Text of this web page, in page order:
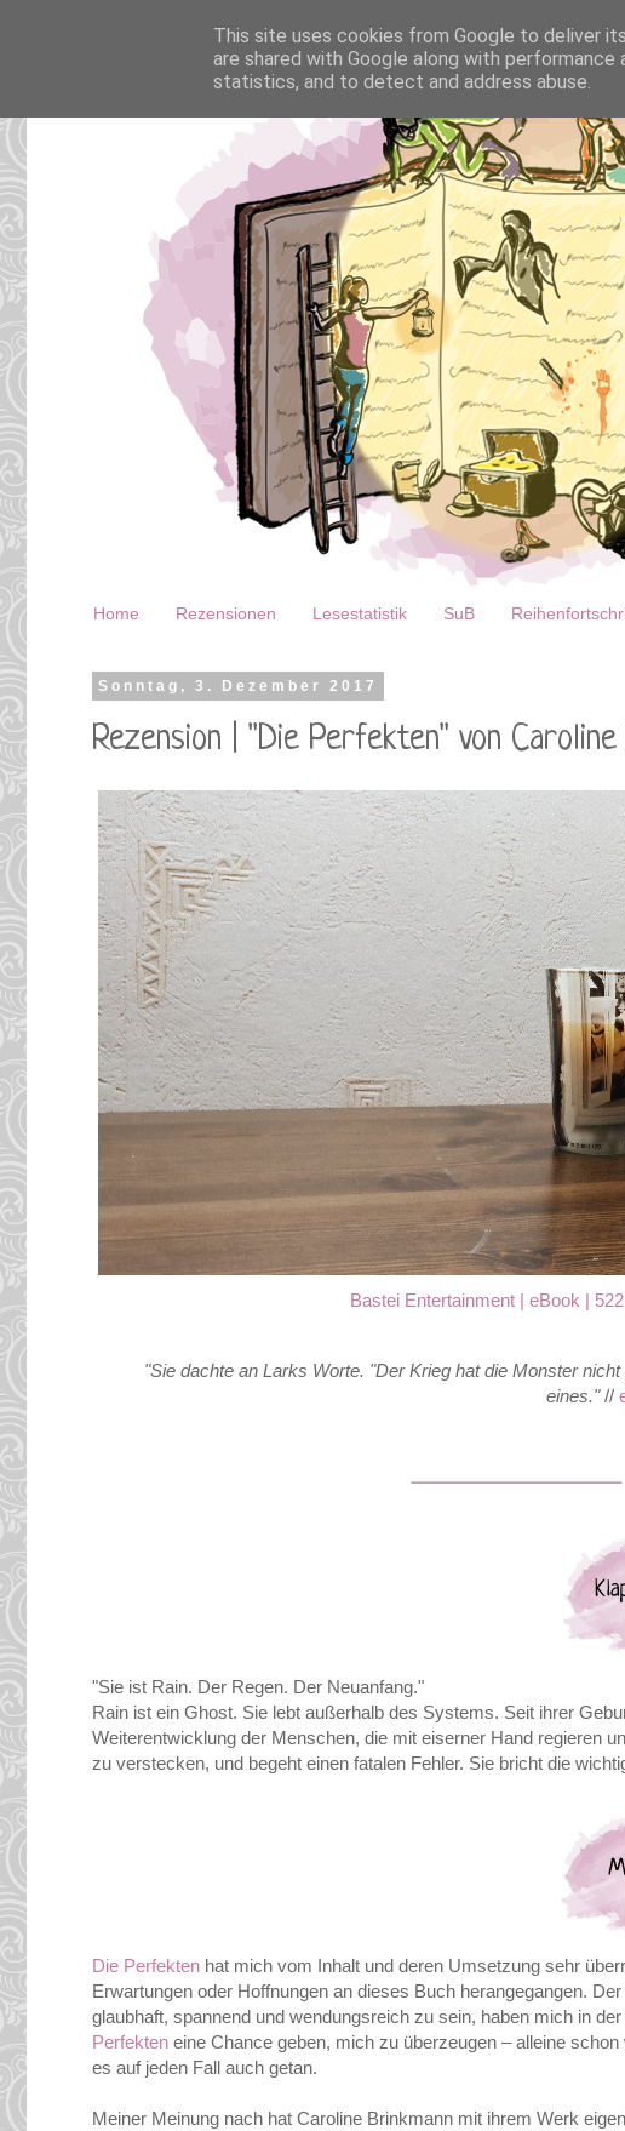
Home Rezensionen Lesestatistik SuB
Sonntag, 3. Dezember 2017
Rezension | "Die Perfekten" von Caroline
Bastei Entertainment | eBook |
"Sie dachte an Larks Worte. "Der Krieg hat die Monster
eines."//
"Sie ist Rain. Der Regen. Der Neuanfang."
Rain ist ein Ghost. Sie lebt außerhalb des Systems. Seit ihrer
Weiterentwicklung der Menschen, die mit eiserner Hand regieren
zu verstecken, und begeht einen fatalen Fehler. Sie bricht die
Die Perfekten hat mich vom Inhalt und deren Umsetzung sehr
Erwartungen oder Hoffnungen an dieses Buch herangegangen.
glaubhaft, spannend und wendungsreich zu sein, haben mich in
Perfekten eine Chance geben, mich zu überzeugen – alleine
es auf jeden Fall auch getan.
Meiner Meinung nach hat Caroline Brinkmann mit ihrem Werk
This site uses cookies from Google to deliver
are shared with Google along with
statistics, and to detect and address abuse.